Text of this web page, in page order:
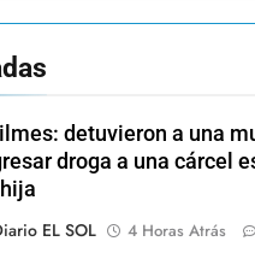
detuvieron a una
droga a una cárcel
EL SOL
4 Horas Atrás